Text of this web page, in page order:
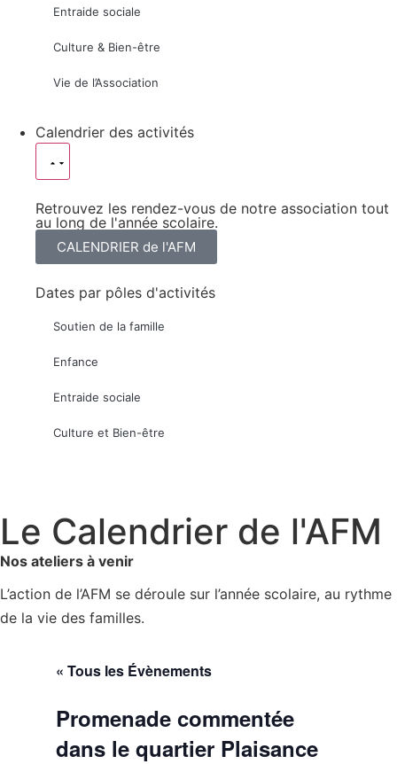
Entraide sociale
Culture & Bien-être
Vie de l’Association
Calendrier des activités
Retrouvez les rendez-vous de notre association tout
au long de l'année scolaire.
CALENDRIER de l'AFM
Dates par pôles d'activités
Soutien de la famille
Enfance
Entraide sociale
Culture et Bien-être
Le Calendrier de l'AFM
Nos ateliers à venir
L’action de l’AFM se déroule sur l’année scolaire, au rythme
de la vie des familles.
« Tous les Évènements
Promenade commentée
dans le quartier Plaisance